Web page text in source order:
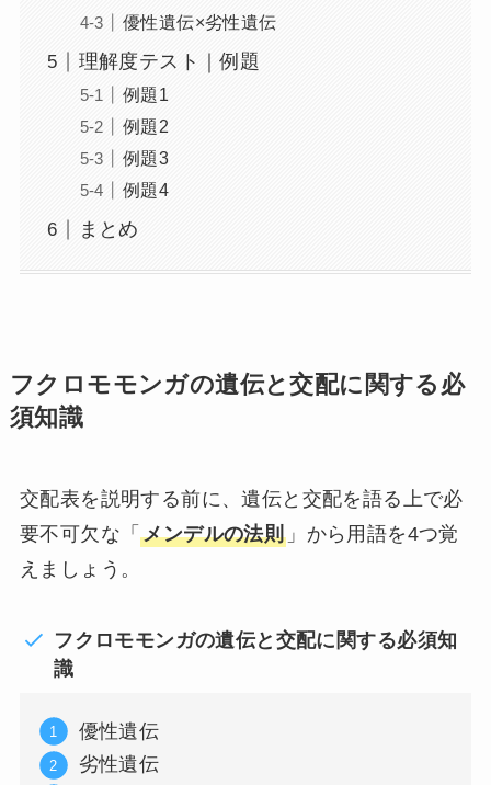
優性遺伝×劣性遺伝
理解度テスト｜例題
例題1
例題2
例題3
例題4
まとめ
フクロモモンガの遺伝と交配に関する必
須知識
交配表を説明する前に、遺伝と交配を語る上で必
要不可欠な「メンデルの法則 」から用語を4つ覚
えましょう。
フクロモモンガの遺伝と交配に関する必須知
識
優性遺伝
劣性遺伝